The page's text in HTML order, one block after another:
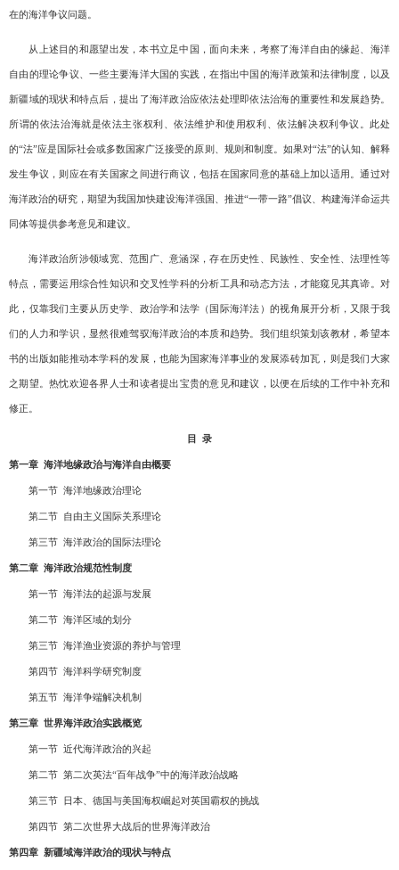
在的海洋争议问题。
从上述目的和愿望出发，本书立足中国，面向未来，考察了海洋自由的缘起、海洋
自由的理论争议、一些主要海洋大国的实践，在指出中国的海洋政策和法律制度，以及
新疆域的现状和特点后，提出了海洋政治应依法处理即依法治海的重要性和发展趋势。
所谓的依法治海就是依法主张权利、依法维护和使用权利、依法解决权利争议。此处
的“法”应是国际社会或多数国家广泛接受的原则、规则和制度。如果对“法”的认知、解释
发生争议，则应在有关国家之间进行商议，包括在国家同意的基础上加以适用。通过对
海洋政治的研究，期望为我国加快建设海洋强国、推进“一带一路”倡议、构建海洋命运共
同体等提供参考意见和建议。
海洋政治所涉领域宽、范围广、意涵深，存在历史性、民族性、安全性、法理性等
特点，需要运用综合性知识和交叉性学科的分析工具和动态方法，才能窥见其真谛。对
此，仅靠我们主要从历史学、政治学和法学（国际海洋法）的视角展开分析，又限于我
们的人力和学识，显然很难驾驭海洋政治的本质和趋势。我们组织策划该教材，希望本
书的出版如能推动本学科的发展，也能为国家海洋事业的发展添砖加瓦，则是我们大家
之期望。热忱欢迎各界人士和读者提出宝贵的意见和建议，以便在后续的工作中补充和
修正。
目 录
第一章 海洋地缘政治与海洋自由概要
第一节 海洋地缘政治理论
第二节 自由主义国际关系理论
第三节 海洋政治的国际法理论
第二章 海洋政治规范性制度
第一节 海洋法的起源与发展
第二节 海洋区域的划分
第三节 海洋渔业资源的养护与管理
第四节 海洋科学研究制度
第五节 海洋争端解决机制
第三章 世界海洋政治实践概览
第一节 近代海洋政治的兴起
第二节 第二次英法“百年战争”中的海洋政治战略
第三节 日本、德国与美国海权崛起对英国霸权的挑战
第四节 第二次世界大战后的世界海洋政治
第四章 新疆域海洋政治的现状与特点